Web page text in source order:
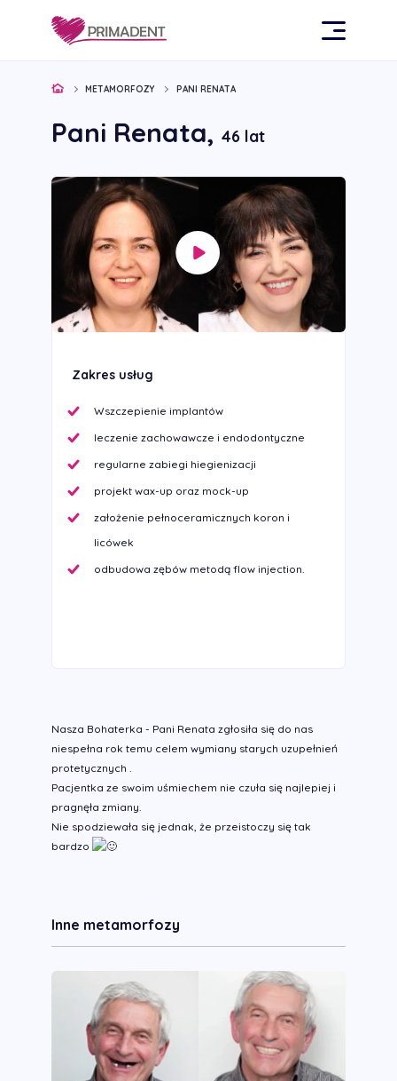
METAMORFOZY PANI RENATA
Pani Renata, 46 lat
Zakres usług
Wszczepienie implantów
leczenie zachowawcze i endodontyczne
regularne zabiegi hiegienizacji
projekt wax-up oraz mock-up
założenie pełnoceramicznych koron i
licówek
odbudowa zębów metodą flow injection.
Nasza Bohaterka - Pani Renata zgłosiła się do nas
niespełna rok temu celem wymiany starych uzupełnień
protetycznych .
Pacjentka ze swoim uśmiechem nie czuła się najlepiej i
pragnęła zmiany.
Nie spodziewała się jednak, że przeistoczy się tak
bardzo
Inne metamorfozy